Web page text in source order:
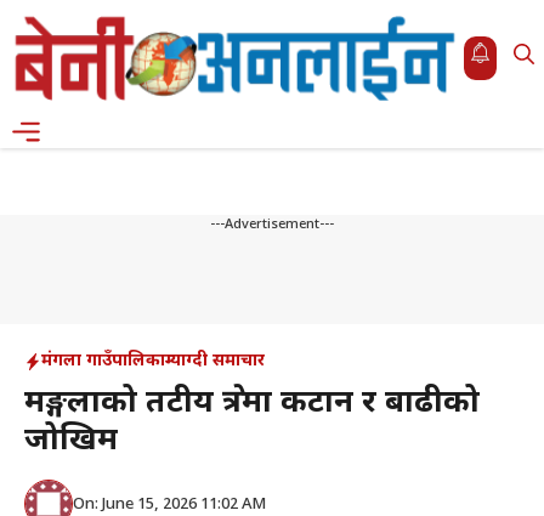
Skip
to
content
---Advertisement---
मंगला गाउँपालिकाम्याग्दी समाचार
मङ्गलाको तटीय क्षेत्रमा कटान र बाढीको
जोखिम
On: June 15, 2026 11:02 AM